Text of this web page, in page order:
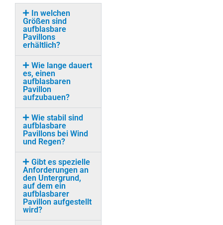
In welchen
Größen sind
aufblasbare
Pavillons
erhältlich?
Wie lange dauert
es, einen
aufblasbaren
Pavillon
aufzubauen?
Wie stabil sind
aufblasbare
Pavillons bei Wind
und Regen?
Gibt es spezielle
Anforderungen an
den Untergrund,
auf dem ein
aufblasbarer
Pavillon aufgestellt
wird?